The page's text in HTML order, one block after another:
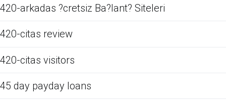
420-arkadas ?cretsiz Ba?lant? Siteleri
420-citas review
420-citas visitors
45 day payday loans